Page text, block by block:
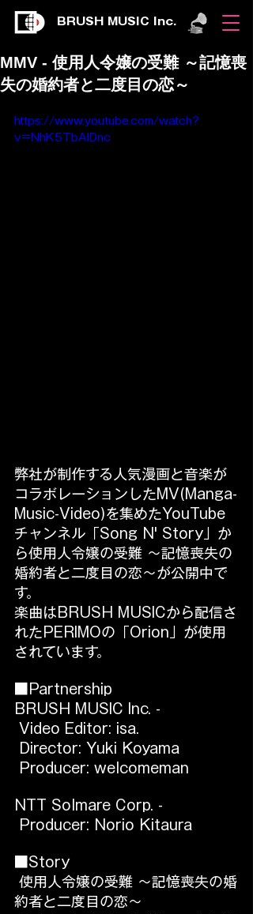
BRUSH MUSIC Inc.
MMV - 使用人令嬢の受難 ～記憶喪
失の婚約者と二度目の恋～
https://www.youtube.com/watch?
v=NhK5TbAlDnc
弊社が制作する人気漫画と音楽が
コラボレーションしたMV(Manga-
Music-Video)を集めたYouTube
チャンネル「Song N' Story」か
ら使用人令嬢の受難 ～記憶喪失の
婚約者と二度目の恋～が公開中で
す。
楽曲はBRUSH MUSICから配信さ
れたPERIMOの「Orion」が使用
されています。
■Partnership
BRUSH MUSIC Inc. -
Video Editor: isa.
Director: Yuki Koyama
Producer: welcomeman
NTT Solmare Corp. -
Producer: Norio Kitaura
■Story
約者と二度目の恋～